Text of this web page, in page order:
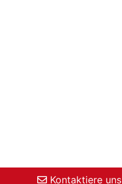
Kontaktiere uns